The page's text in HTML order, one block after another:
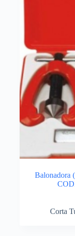
Balonadora
Corta